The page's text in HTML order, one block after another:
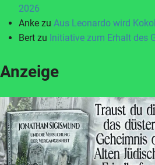
2026
Anke zu Aus Leonardo wird
Bert zu Initiative zum Erhalt des
Anzeige